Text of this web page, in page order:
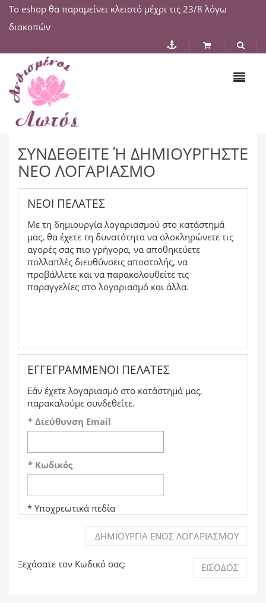
Το eshop θα παραμείνει κλειστό μέχρι τις 23/8 λόγω
διακοπών
ΣΥΝΔΕΘΕΊΤΕ Ή ΔΗΜΙΟΥΡΓΉΣΤΕ Ν
ΈΟ ΛΟΓΑΡΙΑΣΜΌ
ΝΈΟΙ ΠΕΛΆΤΕΣ
Με τη δημιουργία λογαριασμού στο κατάστημά
μας, θα έχετε τη δυνατότητα να ολοκληρώνετε τις
αγορές σας πιο γρήγορα, να αποθηκεύετε
πολλαπλές διευθύνσεις αποστολής, να
προβάλλετε και να παρακολουθείτε τις
παραγγελίες στο λογαριασμό και άλλα.
ΕΓΓΕΓΡΑΜΜΈΝΟΙ ΠΕΛΆΤΕΣ
Εάν έχετε λογαριασμό στο κατάστημά μας,
παρακαλούμε συνδεθείτε.
* Διεύθυνση Email
* Κωδικός
* Υποχρεωτικά πεδία
ΔΗΜΙΟΥΡΓΊΑ ΕΝΌΣ ΛΟΓΑΡΙΑΣΜΟΎ
Ξεχάσατε τον Κωδικό σας; ΕΊΣΟΔΟΣ